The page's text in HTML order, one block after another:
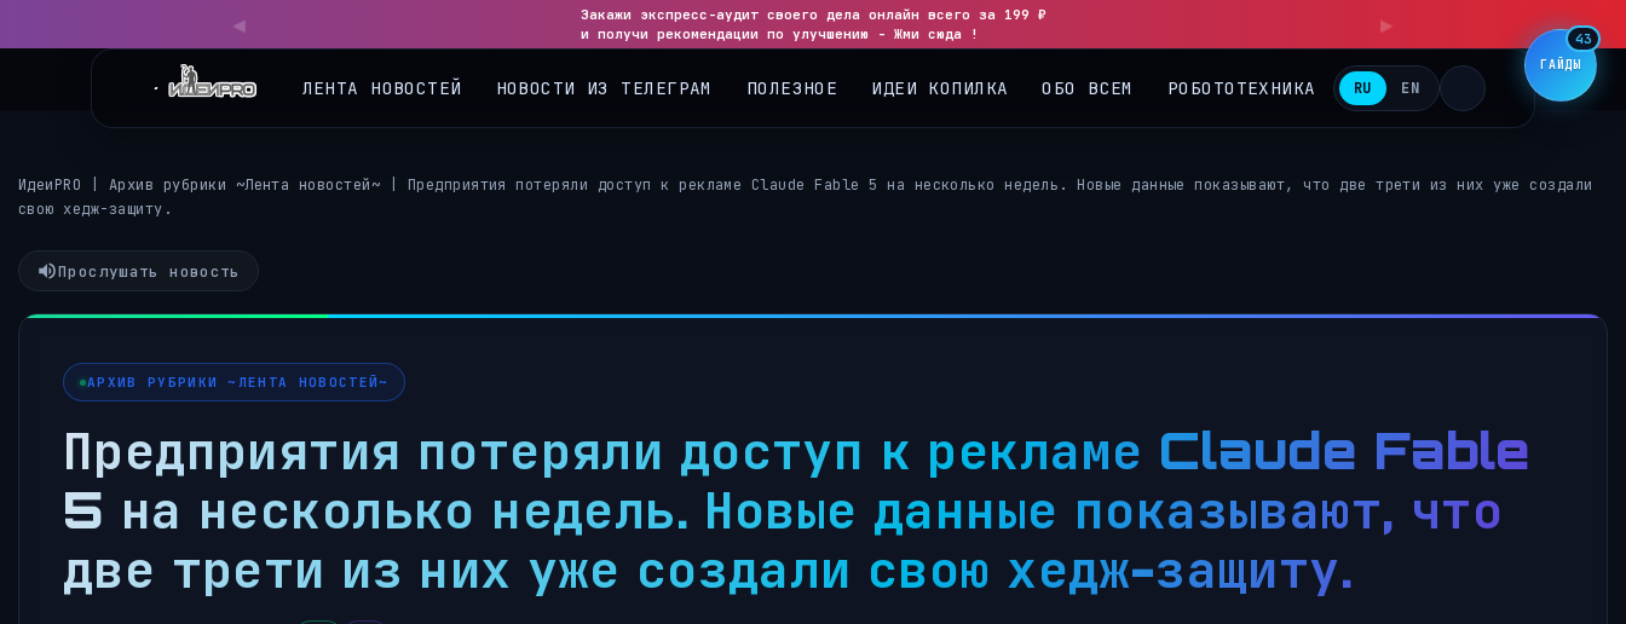
Закажи экспресс-аудит своего дела онлайн всего за 199 ₽
и получи рекомендации по улучшению - Жми сюда !
RU EN
ИдеиPRO Архив рубрики ~Лента новостей~
Предприятия потеряли доступ к рекламе Claude Fable 5 на несколько недель. Новые данные показывают, что две трети из них уже создали
свою хедж-защиту.
Прослушать новость
АРХИВ РУБРИКИ ~ЛЕНТА НОВОСТЕЙ~
Предприятия потеряли доступ к рекламе Claude Fable
5 на несколько недель. Новые данные показывают, что
две трети из них уже создали свою хедж-защиту.
ГАЙДЫ
43